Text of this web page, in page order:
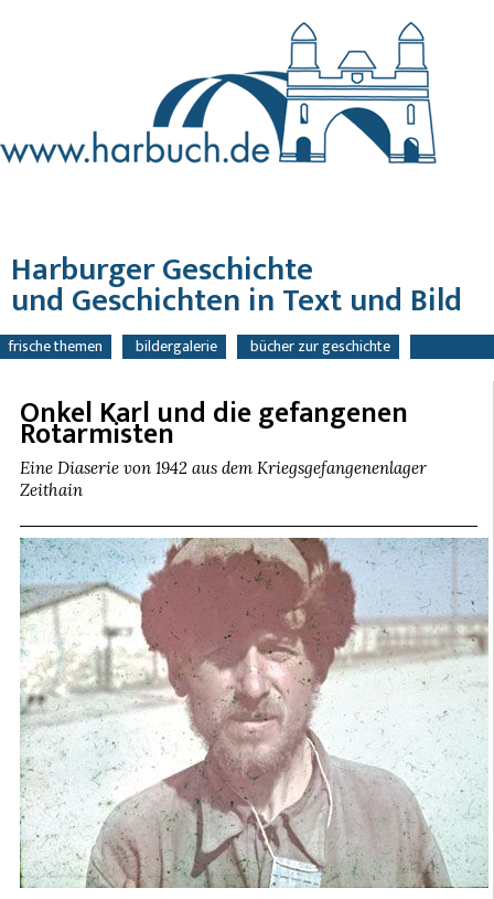
Harburger Geschichte
und Geschichten in Text und Bild
navigation
überspringen
frische themen bildergalerie
bücher zur geschichte
Onkel Karl und die gefangenen
Rotarmisten
Eine Diaserie von 1942 aus dem Kriegsgefangenenlager
Zeithain